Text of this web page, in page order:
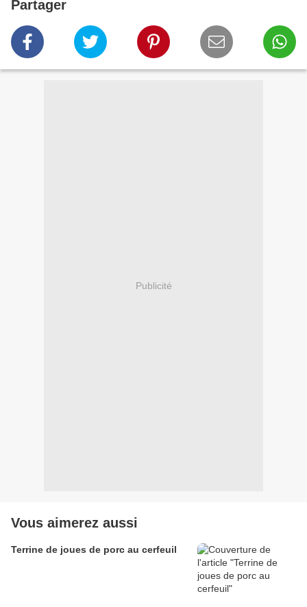
Partager
Publicité
Vous aimerez aussi
Terrine de joues de porc au cerfeuil